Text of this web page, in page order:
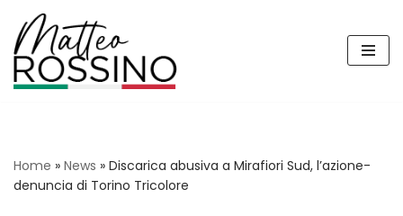
Vai
al
contenuto
Home » News » Discarica abusiva a Mirafiori Sud, l’azione-
denuncia di Torino Tricolore